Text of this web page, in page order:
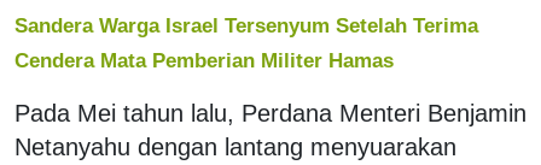
Sandera Warga Israel Tersenyum Setelah Terima
Cendera Mata Pemberian Militer Hamas
Pada Mei tahun lalu, Perdana Menteri Benjamin
Netanyahu dengan lantang menyuarakan